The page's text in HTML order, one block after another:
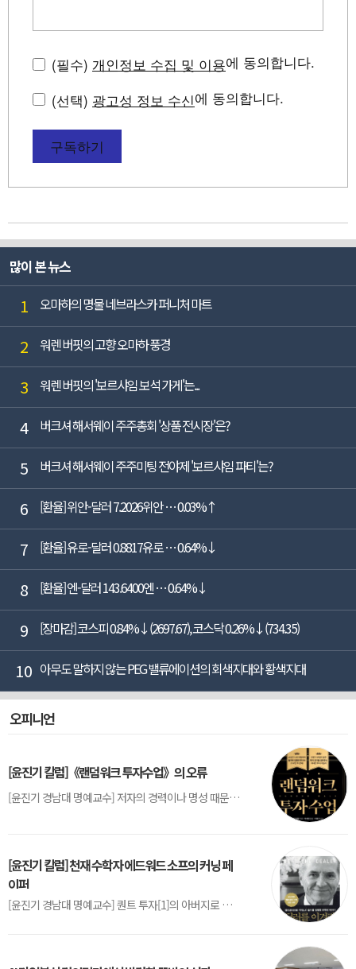
(필수) 개인정보 수집 및 이용에 동의합니다.
(선택) 광고성 정보 수신에 동의합니다.
구독하기
많이 본 뉴스
1 오마하의 명물 네브라스카 퍼니처 마트
2 워렌 버핏의 고향 오마하 풍경
3 워렌 버핏의 '보르샤임 보석 가게'는...
4 버크셔 해서웨이 주주총회 '상품 전시장'은?
5 버크셔 해서웨이 주주미팅 전야제 '보르샤임 파티'는?
6 [환율] 위안-달러 7.2026위안 … 0.03%↑
7 [환율] 유로-달러 0.8817유로 … 0.64%↓
8 [환율] 엔-달러 143.6400엔 … 0.64%↓
9 [장마감] 코스피 0.84%↓(2697.67), 코스닥 0.26%↓(734.35)
10 아무도 말하지 않는 PEG 밸류에이션의 회색지대와 황색지대
오피니언
[윤진기 칼럼]《랜덤워크 투자수업》의 오류
[윤진기 경남대 명예교수] 저자의 경력이나 명성 때문인지 2020년에 번역 출판된 《랜덤워크 투자수업》(A Random Walk Down Wall Street) 12판은 표지부터가 거창하다. ‘45년간 12번 개정하며 철저히 검증한 투자서’, ‘전문가 부럽지 않은 투자 감각을 길러주는 위대한 투자지침서’ 라는 은빛 광고문구로 독자를 유혹한다.[1] 출판 50주...
[윤진기 칼럼] 천재 수학자 에드워드 소프의 커닝 페
이퍼
[윤진기 경남대 명예교수] 퀀트 투자[1]의 아버지로 불리는 에드워드 소프(Edward O. Thorp)는 수학계에서 천재로 알려진 인물이다. 그는 수학자이지만, 투자 업계에도 여러 가지 흥미로운 일화를 남겼다.수학을 이용하여 카지노를 이길 수 있는지가 궁금했던 그는 동료 교수가 소개해 준 블랙잭(Blackjack) 전략의 핵심을 손바닥 크기의 종이에 요...